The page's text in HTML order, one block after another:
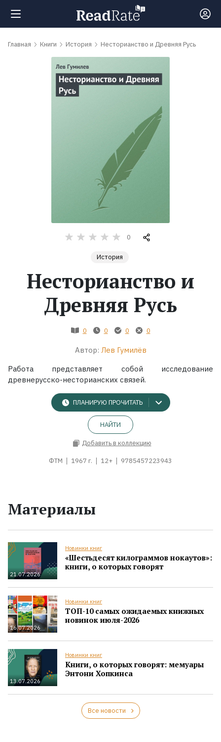
Поиск
Экранизации
Главная Книги История Несторианство и Древняя Русь
0
История
Несторианство и
Древняя Русь
0 0 0 0
Автор: Лев Гумилёв
Работа представляет собой исследование
древнерусско-несторианских связей.
ПЛАНИРУЮ ПРОЧИТАТЬ
НАЙТИ
Добавить в коллекцию
ФТМ 1967 г. 12+ 9785457223943
Материалы
21.07.2026
Новинки книг
«Шестьдесят килограммов нокаутов»:
книги, о которых говорят
16.07.2026
Новинки книг
ТОП-10 самых ожидаемых книжных
новинок июля-2026
13.07.2026
Новинки книг
Книги, о которых говорят: мемуары
Энтони Хопкинса
Все новости